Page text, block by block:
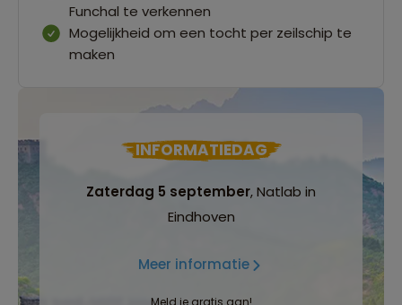
Funchal te verkennen
Mogelijkheid om een tocht per zeilschip te
maken
INFORMATIEDAG
Zaterdag 5 september, Natlab in
Eindhoven
Meer informatie
Meld je gratis aan!